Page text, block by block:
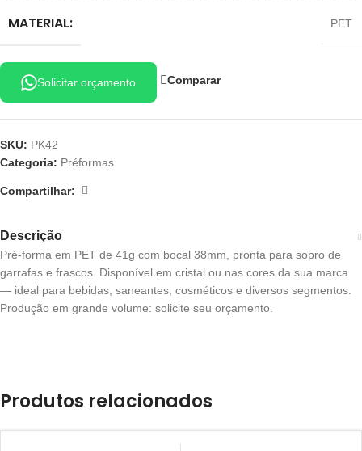
MATERIAL: PET
Solicitar orçamento Comparar
SKU: PK42
Categoria: Préformas
Compartilhar:
Descrição
Pré-forma em PET de 41g com bocal 38mm, pronta para sopro de
garrafas e frascos. Disponível em cristal ou nas cores da sua marca
— ideal para bebidas, saneantes, cosméticos e diversos segmentos.
Produção em grande volume: solicite seu orçamento.
Produtos relacionados